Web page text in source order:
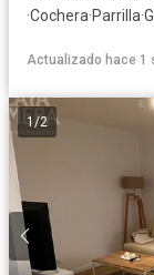
·Cochera·Parrilla·
Actualizado hace 1
1/2